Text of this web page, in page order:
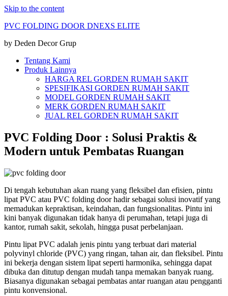
Skip to the content
PVC FOLDING DOOR DNEXS ELITE
by Deden Decor Grup
Tentang Kami
Produk Lainnya
HARGA REL GORDEN RUMAH SAKIT
SPESIFIKASI GORDEN RUMAH SAKIT
MODEL GORDEN RUMAH SAKIT
MERK GORDEN RUMAH SAKIT
JUAL REL GORDEN RUMAH SAKIT
PVC Folding Door : Solusi Praktis &
Modern untuk Pembatas Ruangan
Di tengah kebutuhan akan ruang yang fleksibel dan efisien, pintu
lipat PVC atau PVC folding door hadir sebagai solusi inovatif yang
memadukan kepraktisan, keindahan, dan fungsionalitas. Pintu ini
kini banyak digunakan tidak hanya di perumahan, tetapi juga di
kantor, rumah sakit, sekolah, hingga pusat perbelanjaan.
Pintu lipat PVC adalah jenis pintu yang terbuat dari material
polyvinyl chloride (PVC) yang ringan, tahan air, dan fleksibel. Pintu
ini bekerja dengan sistem lipat seperti harmonika, sehingga dapat
dibuka dan ditutup dengan mudah tanpa memakan banyak ruang.
Biasanya digunakan sebagai pembatas antar ruangan atau pengganti
pintu konvensional.